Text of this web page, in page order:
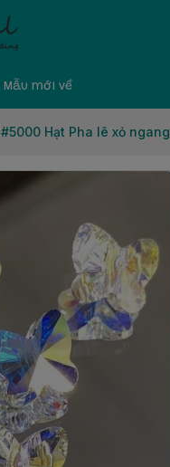
Mẫu mới về
#5000 Hạt Pha lê xỏ ngang